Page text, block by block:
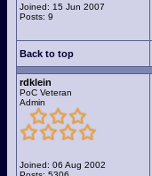
Joined: 15 Jun 2007
Posts: 9
Back to top
rdklein
PoC Veteran
Admin
Joined: 06 Aug 2002